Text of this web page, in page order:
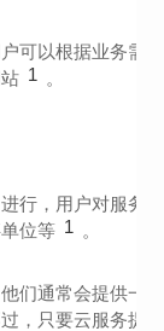
可以根据业务需
1 。
行，用户对服务
位等 1 。
们通常会提供一
，只要云服务提